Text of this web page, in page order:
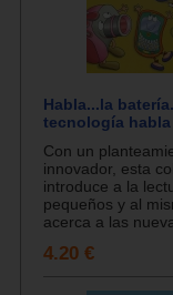
Habla...la
tecnología habla
Con un
innovador, esta
introduce a la
pequeños y al
acerca a las
4.20 €